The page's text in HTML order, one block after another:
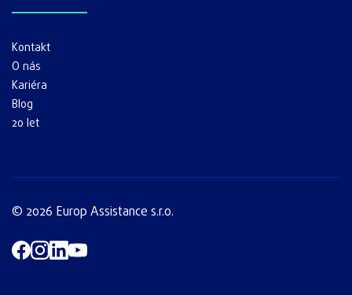
Kontakt
O nás
Kariéra
Blog
20 let
© 2026 Europ Assistance s.r.o.